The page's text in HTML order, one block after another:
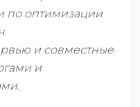
по оптимизации
и совместные
и